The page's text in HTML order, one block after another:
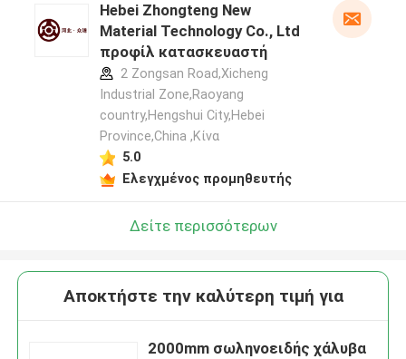
Hebei Zhongteng New
Material Technology Co., Ltd
προφίλ κατασκευαστή
2 Zongsan Road,Xicheng
Industrial Zone,Raoyang
country,Hengshui City,Hebei
Province,China ,Κίνα
5.0
Ελεγχμένος προμηθευτής
Δείτε περισσότερων
Αποκτήστε την καλύτερη τιμή για
2000mm σωληνοειδής χάλυβα